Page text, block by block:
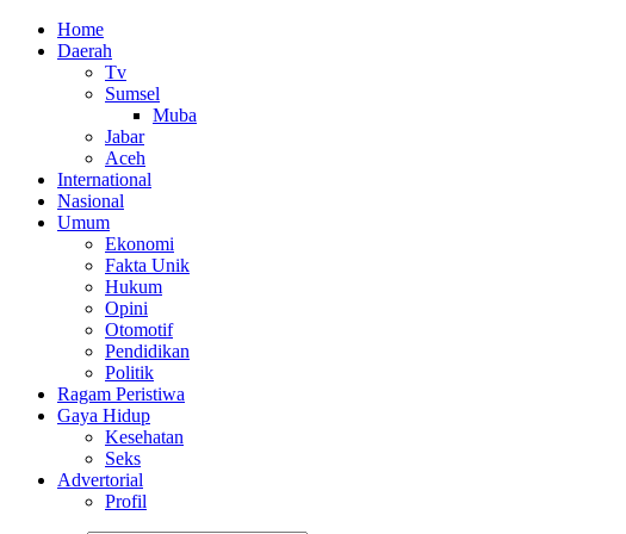
Home
Daerah
Tv
Sumsel
Muba
Jabar
Aceh
International
Nasional
Umum
Ekonomi
Fakta Unik
Hukum
Opini
Otomotif
Pendidikan
Politik
Ragam Peristiwa
Gaya Hidup
Kesehatan
Seks
Advertorial
Profil